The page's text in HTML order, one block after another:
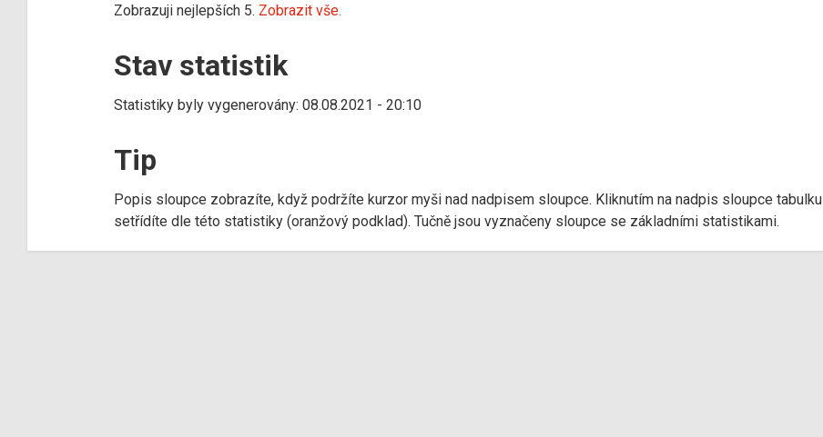
Zobrazuji nejlepších 5. Zobrazit vše.
Stav statistik
Statistiky byly vygenerovány: 08.08.2021 - 20:10
Tip
Popis sloupce zobrazíte, když podržíte kurzor myši nad nadpisem sloupce. Kliknutím na nadpis sloupce tabulku
setřídíte dle této statistiky (oranžový podklad). Tučně jsou vyznačeny sloupce se základními statistikami.